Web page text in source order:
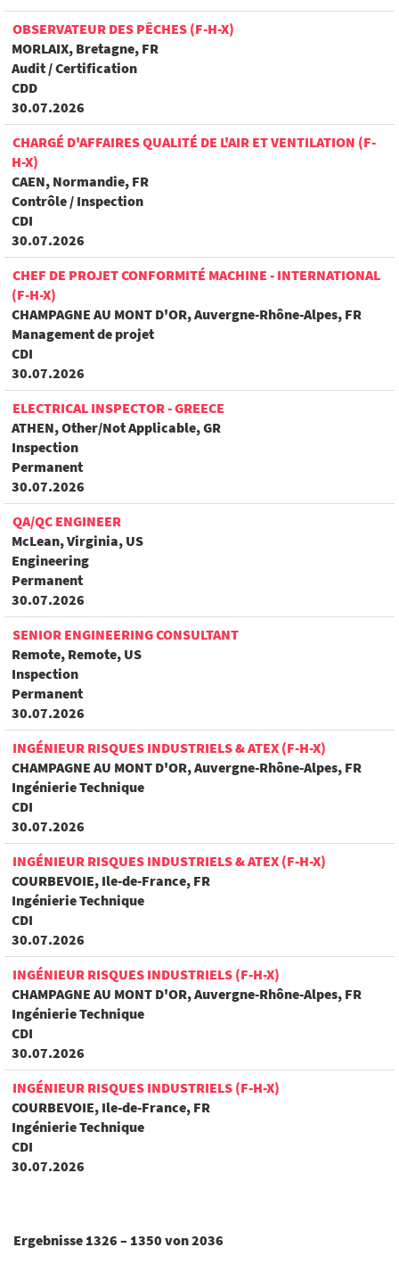
OBSERVATEUR DES PÊCHES (F-H-X)
MORLAIX, Bretagne, FR
Audit / Certification
CDD
30.07.2026
CHARGÉ D'AFFAIRES QUALITÉ DE L'AIR ET VENTILATION (F-
H-X)
CAEN, Normandie, FR
Contrôle / Inspection
CDI
30.07.2026
CHEF DE PROJET CONFORMITÉ MACHINE - INTERNATIONAL
(F-H-X)
CHAMPAGNE AU MONT D'OR, Auvergne-Rhône-Alpes, FR
Management de projet
CDI
30.07.2026
ELECTRICAL INSPECTOR - GREECE
ATHEN, Other/Not Applicable, GR
Inspection
Permanent
30.07.2026
QA/QC ENGINEER
McLean, Virginia, US
Engineering
Permanent
30.07.2026
SENIOR ENGINEERING CONSULTANT
Remote, Remote, US
Inspection
Permanent
30.07.2026
INGÉNIEUR RISQUES INDUSTRIELS & ATEX (F-H-X)
CHAMPAGNE AU MONT D'OR, Auvergne-Rhône-Alpes, FR
Ingénierie Technique
CDI
30.07.2026
INGÉNIEUR RISQUES INDUSTRIELS & ATEX (F-H-X)
COURBEVOIE, Ile-de-France, FR
Ingénierie Technique
CDI
30.07.2026
INGÉNIEUR RISQUES INDUSTRIELS (F-H-X)
CHAMPAGNE AU MONT D'OR, Auvergne-Rhône-Alpes, FR
Ingénierie Technique
CDI
30.07.2026
INGÉNIEUR RISQUES INDUSTRIELS (F-H-X)
COURBEVOIE, Ile-de-France, FR
Ingénierie Technique
CDI
30.07.2026
Ergebnisse 1326 – 1350 von2036